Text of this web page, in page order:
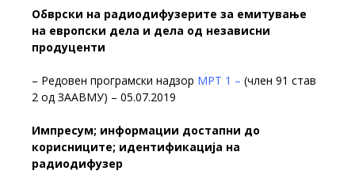
Обврски на радиодифузерите за емитување
на европски дела и дела од независни
продуценти
– Редовен програмски надзор МРТ 1 – (член 91 став
2 од ЗААВМУ) – 05.07.2019
Импресум; информации достапни до
корисниците; идентификација на
радиодифузер